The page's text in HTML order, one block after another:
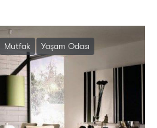
Mutfak Yaşam Odası